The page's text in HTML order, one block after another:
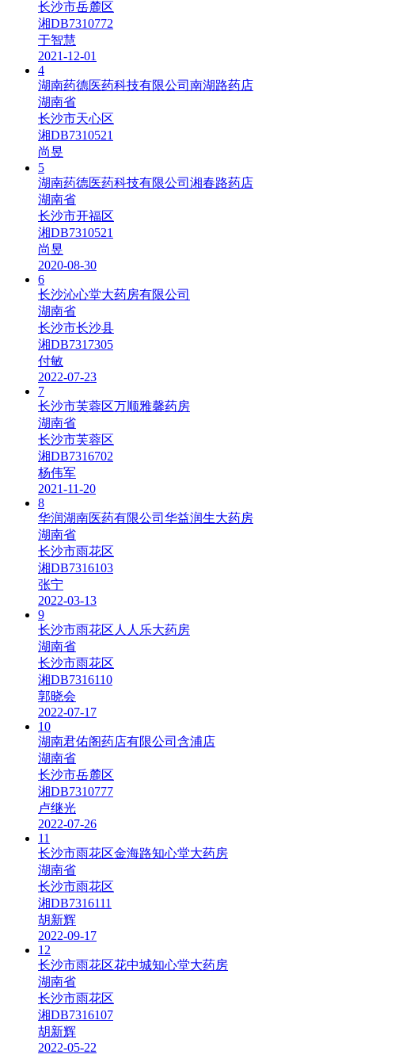
长沙市岳麓区
湘DB7310772
于智慧
2021-12-01
4
湖南药德医药科技有限公司南湖路药店
湖南省
长沙市天心区
湘DB7310521
尚昱
5
湖南药德医药科技有限公司湘春路药店
湖南省
长沙市开福区
湘DB7310521
尚昱
2020-08-30
6
长沙沁心堂大药房有限公司
湖南省
长沙市长沙县
湘DB7317305
付敏
2022-07-23
7
长沙市芙蓉区万顺雅馨药房
湖南省
长沙市芙蓉区
湘DB7316702
杨伟军
2021-11-20
8
华润湖南医药有限公司华益润生大药房
湖南省
长沙市雨花区
湘DB7316103
张宁
2022-03-13
9
长沙市雨花区人人乐大药房
湖南省
长沙市雨花区
湘DB7316110
郭晓会
2022-07-17
10
湖南君佑阁药店有限公司含浦店
湖南省
长沙市岳麓区
湘DB7310777
卢继光
2022-07-26
11
长沙市雨花区金海路知心堂大药房
湖南省
长沙市雨花区
湘DB7316111
胡新辉
2022-09-17
12
长沙市雨花区花中城知心堂大药房
湖南省
长沙市雨花区
湘DB7316107
胡新辉
2022-05-22